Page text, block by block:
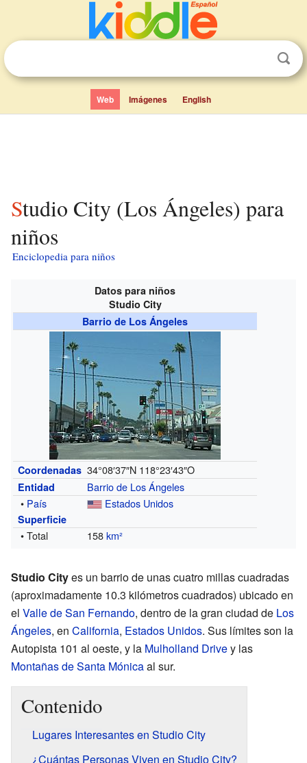
Web Imágenes English
Studio City (Los Ángeles) para
niños
Enciclopedia para niños
Datos para niños
Studio City
Barrio de Los Ángeles
Coordenadas 34°08′37″N 118°23′43″O
Entidad
Barrio de Los Ángeles
• País Estados Unidos
Superficie
• Total 158km²
Studio Cityes un barrio de unas cuatro millas cuadradas
(aproximadamente 10.3 kilómetros cuadrados) ubicado en
el Valle de San Fernando, dentro de la gran ciudad de Los
Ángeles, en California, Estados Unidos. Sus límites son la
Autopista 101 al oeste, y la Mulholland Drivey las
Montañas de Santa Mónicaal sur.
Contenido
Lugares Interesantes en Studio City
¿Cuántas Personas Viven en Studio City?